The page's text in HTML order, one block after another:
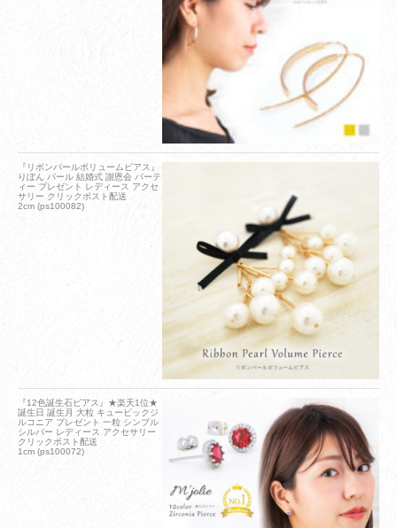
『リボンパールボリュームピアス』
りぼん パール 結婚式 謝恩会 パーテ
ィー プレゼント レディース アクセ
サリー クリックポスト配送
2cm (ps100082)
『12色誕生石ピアス』★楽天1位★
誕生日 誕生月 大粒 キュービックジ
ルコニア プレゼント 一粒 シンプル
シルバー レディース アクセサリー
クリックポスト配送
1cm (ps100072)